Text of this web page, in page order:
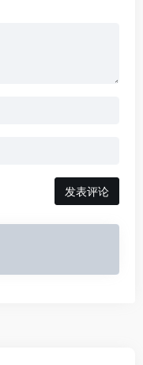
发表评论